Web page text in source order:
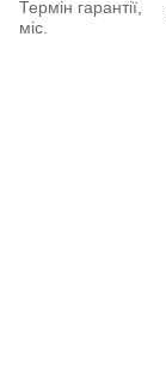
Термін гарантії,
міс.